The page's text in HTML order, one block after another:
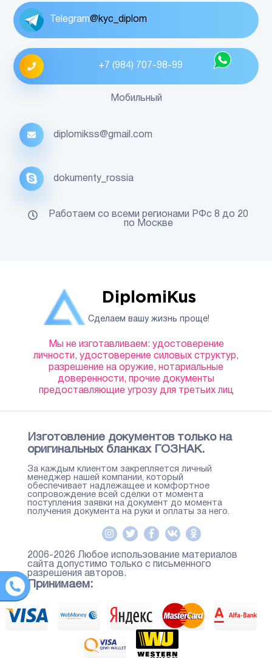
DiplomiKus
Сделаем вашу жизнь проще!
Мы не изготавливаем: удостоверение
личности, удостоверение силовых структур,
разрешение на оружие, нотариальные
доверенности, прочие документы
предоставляющие угрозу для третьих лиц
Изготовление документов только на
оригинальных бланках ГОЗНАК.
За каждым клиентом закрепляется личный
менеджер нашей компании, который
обеспечивает надлежащее и комфортное
сопровождение всей сделки от момента
поступления заявки на документ до момента
получения документа на руки и оплаты за него.
2006-2026 Любое использование материалов
сайта допустимо только с письменного
разрешения авторов.
Принимаем:
Telegram@kyc_diplom
+7 (984) 707-98-99
Мобильный
diplomikss@gmail.com
dokumenty_rossia
Работаем со всеми регионами РФс 8 до 20
по Москве